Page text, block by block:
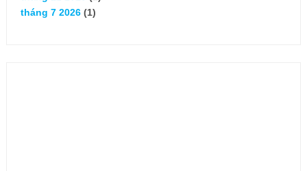
tháng 7 2026(1)